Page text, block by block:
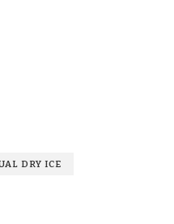
DRY ICE